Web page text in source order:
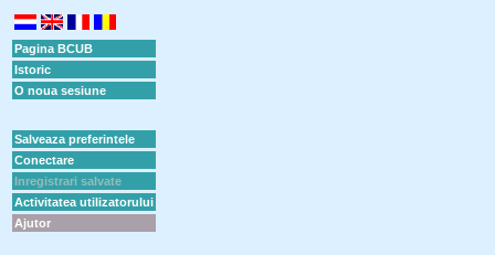
Pagina BCUB
Istoric
O noua sesiune
Salveaza preferintele
Conectare
Inregistrari salvate
Activitatea utilizatorului
Ajutor